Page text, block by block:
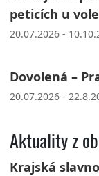
peticích u
20.07.2026 -
Dovolená –
20.07.2026 -
Aktuality z
Krajská